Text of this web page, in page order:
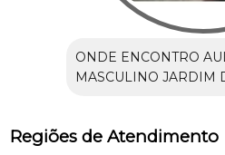
ONDE ENCONTRO
MASCULINO JARDIM
Regiões de Atendimento